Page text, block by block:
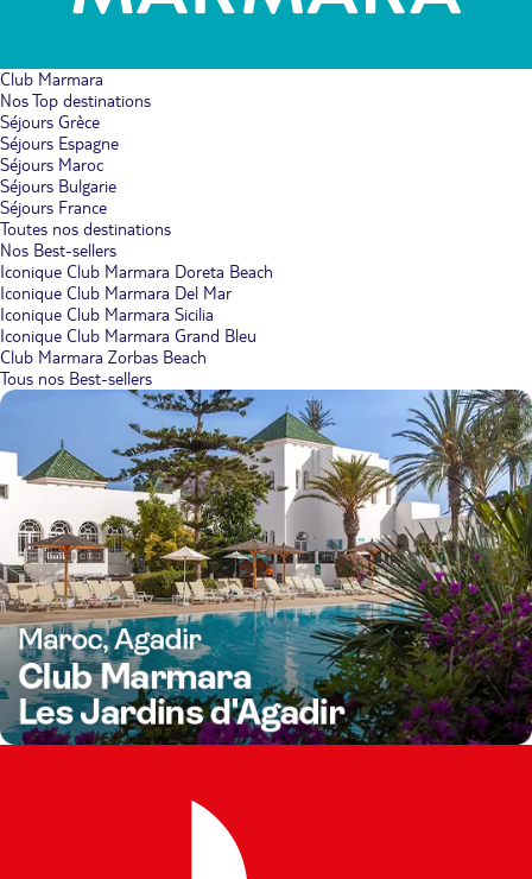
Club Marmara
Nos Top destinations
Séjours Grèce
Séjours Espagne
Séjours Maroc
Séjours Bulgarie
Séjours France
Toutes nos destinations
Nos Best-sellers
Iconique Club Marmara Doreta Beach
Iconique Club Marmara Del Mar
Iconique Club Marmara Sicilia
Iconique Club Marmara Grand Bleu
Club Marmara Zorbas Beach
Tous nos Best-sellers